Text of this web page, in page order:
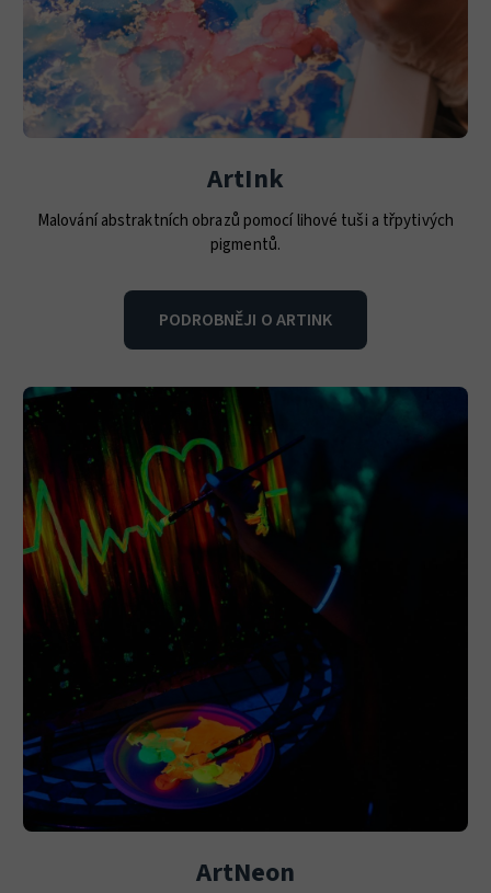
ArtInk
Malování abstraktních obrazů pomocí lihové tuši a třpytivých
pigmentů.
PODROBNĚJI O ARTINK
ArtNeon